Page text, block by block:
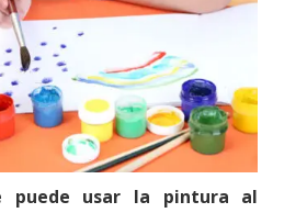
puede usar la pintura al